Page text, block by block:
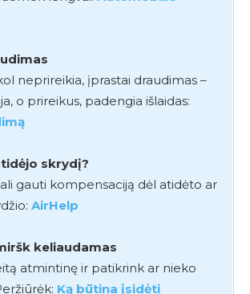
neprireikia, įprastai draudimas –
o prireikus, padengia išlaidas:
skrydį?
gauti kompensaciją dėl atidėto ar
AirHelp
keliaudamas
atmintinę ir patikrink ar nieko
Ką būtina įsidėti